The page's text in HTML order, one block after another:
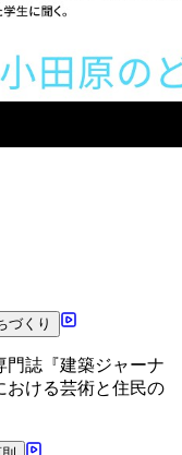
づくり
門誌『建築ジャーナ
おける芸術と住民の